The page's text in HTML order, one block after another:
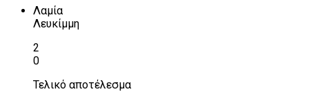
Λαμία
Λευκίμμη
2
0
Τελικό αποτέλεσμα